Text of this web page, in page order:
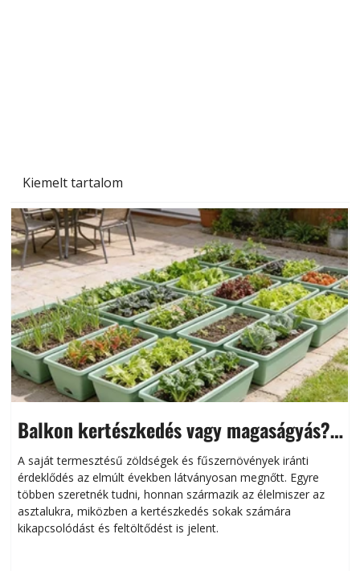
Kiemelt tartalom
Balkon kertészkedés vagy magaságyás?
Helytakarékos kertészkedés
A saját termesztésű zöldségek és fűszernövények iránti
érdeklődés az elmúlt években látványosan megnőtt. Egyre
többen szeretnék tudni, honnan származik az élelmiszer az
asztalukra, miközben a kertészkedés sokak számára
kikapcsolódást és feltöltődést is jelent.